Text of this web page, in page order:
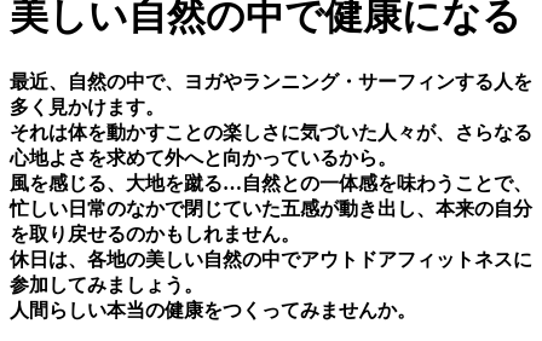
美しい⾃然の中で健康になる
最近、⾃然の中で、ヨガやランニング・サーフィンする⼈を
多く⾒かけます。
それは体を動かすことの楽しさに気づいた⼈々が、さらなる
⼼地よさを求めて外へと向かっているから。
⾵を感じる、⼤地を蹴る…⾃然との⼀体感を味わうことで、
忙しい⽇常のなかで閉じていた五感が動き出し、本来の⾃分
を取り戻せるのかもしれません。
休⽇は、各地の美しい⾃然の中でアウトドアフィットネスに
参加してみましょう。
⼈間らしい本当の健康をつくってみませんか。